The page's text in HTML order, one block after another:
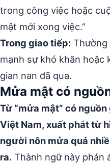
trong công việc hoặc
mật mới xong việc.”
Trong giao tiếp: Thường
mạnh sự khó khăn hoặc
gian nan đã qua.
Mửa mật có
Từ “mửa mật” có
Việt Nam, xuất phát từ
người nôn mửa quá
ra. Thành ngữ này phản